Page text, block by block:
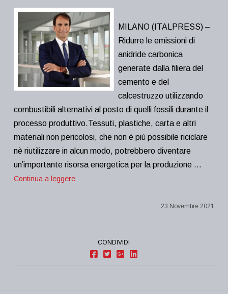
MILANO (ITALPRESS) –
Ridurre le emissioni di
anidride carbonica
generate dalla filiera del
cemento e del
calcestruzzo utilizzando
combustibili alternativi al posto di quelli fossili durante il
processo produttivo.Tessuti, plastiche, carta e altri
materiali non pericolosi, che non è più possibile riciclare
nè riutilizzare in alcun modo, potrebbero diventare
un’importante risorsa energetica per la produzione …
Continua a leggere
23 Novembre 2021
CONDIVIDI